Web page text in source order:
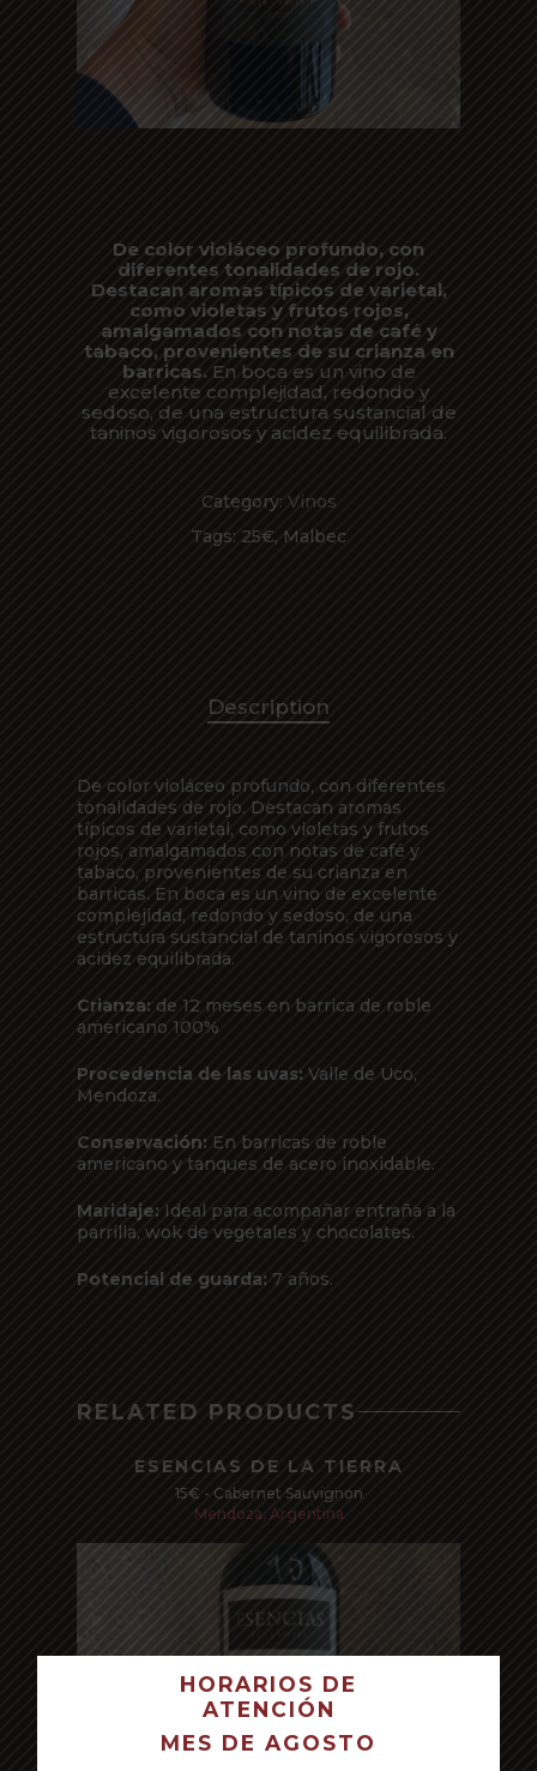
TU CARRITO ESTÁ VACÍO.
De color violáceo profundo, con
diferentes tonalidades de rojo.
Destacan aromas típicos de varietal,
como violetas y frutos rojos,
amalgamados con notas de café y
tabaco, provenientes de su crianza en
barricas. En boca es un vino de
excelente complejidad, redondo y
sedoso, de una estructura sustancial de
taninos vigorosos y acidez equilibrada.
Category: Vinos
Tags: 25€, Malbec
Description
De color violáceo profundo, con diferentes
tonalidades de rojo. Destacan aromas
típicos de varietal, como violetas y frutos
rojos, amalgamados con notas de café y
tabaco, provenientes de su crianza en
barricas. En boca es un vino de excelente
complejidad, redondo y sedoso, de una
estructura sustancial de taninos vigorosos y
acidez equilibrada.
Crianza: de 12 meses en barrica de roble
americano 100%
Procedencia de las uvas: Valle de Uco,
Mendoza.
Conservación: En barricas de roble
americano y tanques de acero inoxidable.
Maridaje: Ideal para acompañar entraña a la
parrilla, wok de vegetales y chocolates.
Potencial de guarda: 7 años.
RELATED PRODUCTS
ESENCIAS DE LA TIERRA
15€ - Cabernet Sauvignon
Mendoza, Argentina
HORARIOS DE
ATENCIÓN
MES DE AGOSTO